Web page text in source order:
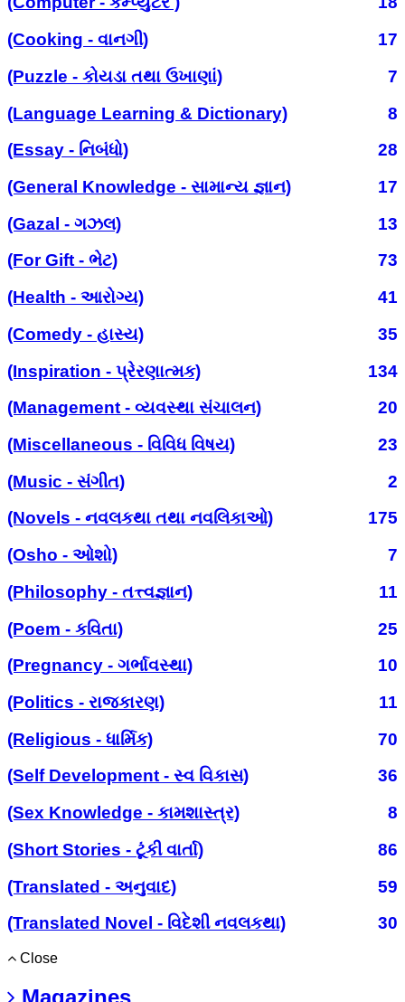
(Cooking - વાનગી)
17
(Puzzle - કોયડા તથા ઉખાણાં)
7
(Language Learning & Dictionary)
8
(Essay - નિબંધો)
28
(General Knowledge - સામાન્ય જ્ઞાન)
17
(Gazal - ગઝલ)
13
(For Gift - ભેટ)
73
(Health - આરોગ્ય)
41
(Comedy - હાસ્ય)
35
(Inspiration - પ્રેરણાત્મક)
134
(Management - વ્યવસ્થા સંચાલન)
20
(Miscellaneous - વિવિધ વિષય)
23
(Music - સંગીત)
2
(Novels - નવલકથા તથા નવલિકાઓ)
175
(Osho - ઓશો)
7
(Philosophy - તત્ત્વજ્ઞાન)
11
(Poem - કવિતા)
25
(Pregnancy - ગર્ભાવસ્થા)
10
(Politics - રાજકારણ)
11
(Religious - ધાર્મિક)
70
(Self Development - સ્વ વિકાસ)
36
(Sex Knowledge - કામશાસ્ત્ર)
8
(Short Stories - ટૂંકી વાર્તા)
86
(Translated - અનુવાદ)
59
(Translated Novel - વિદેશી નવલકથા)
30
Close
Magazines